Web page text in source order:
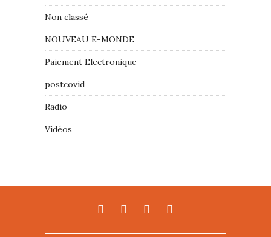
Non classé
NOUVEAU E-MONDE
Paiement Electronique
postcovid
Radio
Vidéos